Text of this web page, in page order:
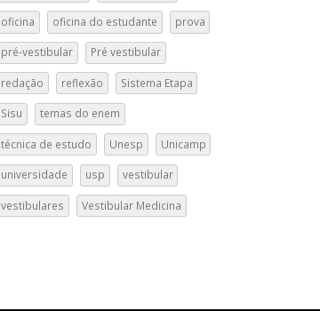
oficina oficina do estudante prova
pré-vestibular Pré vestibular
redação reflexão Sistema Etapa
Sisu temas do enem
técnica de estudo Unesp Unicamp
universidade usp vestibular
vestibulares Vestibular Medicina